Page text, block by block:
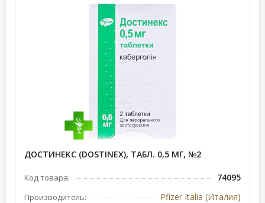
ДОСТИНЕКС (DOSTINEX), ТАБЛ. 0,5 МГ, №2
Код товара: 74095
Производитель: Pfizer Italia (Италия)